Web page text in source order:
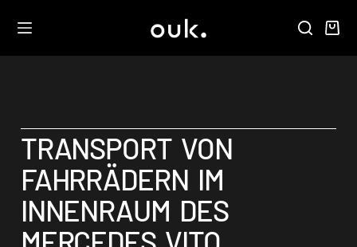
TRANSPORT VON
FAHRRÄDERN IM
INNENRAUM DES